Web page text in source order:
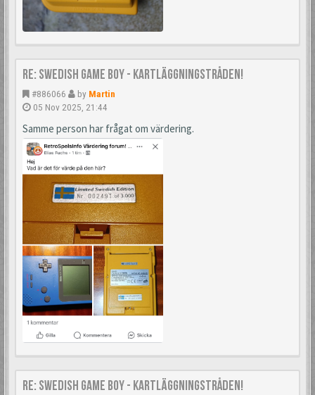
Re: Swedish Game Boy - Kartläggningstråden!
#886066 by Martin
05 Nov 2025, 21:44
Samme person har frågat om värdering.
Re: Swedish Game Boy - Kartläggningstråden!